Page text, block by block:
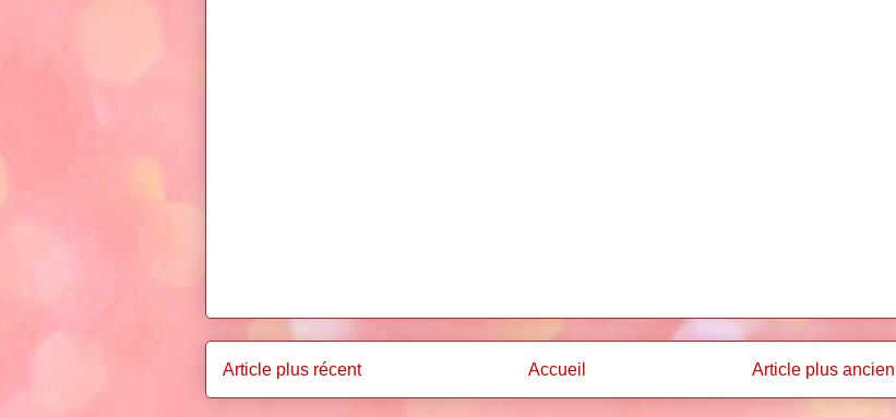
Article plus récent Article plus ancien
Accueil